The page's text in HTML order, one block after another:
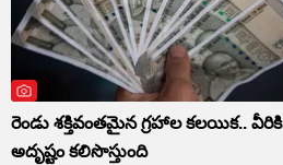
రెండు శక్తివంతమైన గ్రహాల కలయిక.. వీరికి
అదృష్టం కలిసొస్తుంది